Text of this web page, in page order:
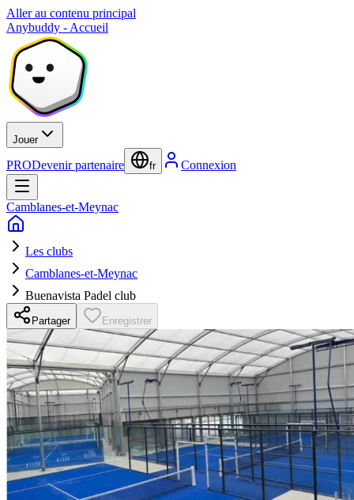
Aller au contenu principal
Anybuddy - Accueil
Jouer
PRODevenir partenaire fr Connexion
Camblanes-et-Meynac
Les clubs
Camblanes-et-Meynac
Buenavista Padel club
Partager Enregistrer